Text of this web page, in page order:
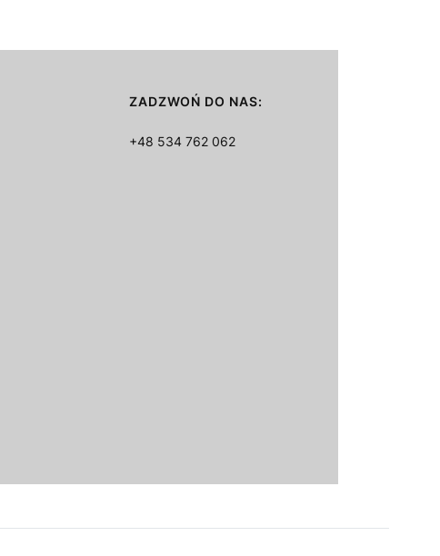
ZADZWOŃ DO NAS:
+48 534 762 062